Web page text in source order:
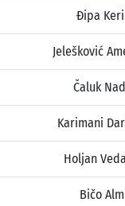
Đipa
Jelešković
Čaluk
Karimani
Holjan
Bičo